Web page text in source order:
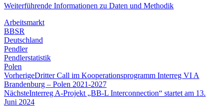
Weiterführende Informationen zu Daten und Methodik
Arbeitsmarkt
BBSR
Deutschland
Pendler
Pendlerstatistik
Polen
VorherigeDritter Call im Kooperationsprogramm Interreg VI A
Brandenburg – Polen 2021-2027
NächsteInterreg A-Projekt „BB-L Interconnection“ startet am 13.
Juni 2024